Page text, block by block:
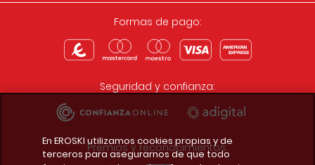
Formas de pago:
Seguridad y confianza:
Premios y reconocimientos:
En EROSKI utilizamos cookies propias y de
terceros para asegurarnos de que todo